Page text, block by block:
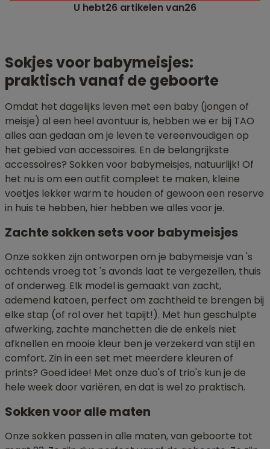
U hebt26 artikelen van26
Sokjes voor babymeisjes:
praktisch vanaf de geboorte
Omdat het dagelijks leven met een baby (jongen of
meisje) al een heel avontuur is, hebben we er bij TAO
alles aan gedaan om je leven te vereenvoudigen op
het gebied van accessoires. En de belangrijkste
accessoires? Sokken voor babymeisjes, natuurlijk! Of
het nu is om een outfit compleet te maken, kleine
voetjes lekker warm te houden of gewoon een reserve
in huis te hebben, hier hebben we alles voor je.
Zachte sokken sets voor babymeisjes
Onze sokken zijn ontworpen om je babymeisje van 's
ochtends vroeg tot 's avonds laat te vergezellen, thuis
of onderweg. Elk model is gemaakt van zacht,
ademend katoen, perfect om zachtheid te brengen bij
elke stap (of rol over het tapijt!). Met hun geschulpte
afwerking, zachte manchetten die de enkels niet
afknellen en mooie kleur ben je verzekerd van stijl en
comfort. Zin in een set met meerdere kleuren of
prints? Goed idee! Met onze duo's of trio's kun je de
hele week door variëren, en dat is wel zo praktisch.
Sokken voor alle maten
Onze sokken passen in alle maten, van geboorte tot